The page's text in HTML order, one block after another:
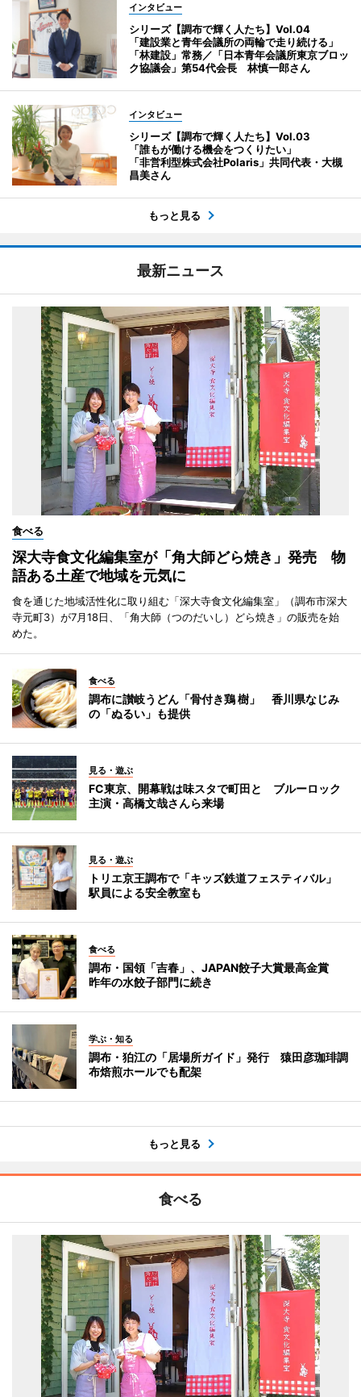
インタビュー
シリーズ【調布で輝く人たち】Vol.04
「建設業と青年会議所の両輪で走り続ける」
「林建設」常務／「日本青年会議所東京ブロッ
ク協議会」第54代会長 林慎一郎さん
インタビュー
シリーズ【調布で輝く人たち】Vol.03
「誰もが働ける機会をつくりたい」
「非営利型株式会社Polaris」共同代表・大槻
昌美さん
もっと見る
最新ニュース
食べる
深大寺食文化編集室が「角大師どら焼き」発売 物
語ある土産で地域を元気に
食を通じた地域活性化に取り組む「深大寺食文化編集室」（調布市深大
寺元町3）が7月18日、「角大師（つのだいし）どら焼き」の販売を始
めた。
食べる
調布に讃岐うどん「骨付き鶏 樹」 香川県なじみ
の「ぬるい」も提供
見る・遊ぶ
FC東京、開幕戦は味スタで町田と ブルーロック
主演・高橋文哉さんら来場
見る・遊ぶ
トリエ京王調布で「キッズ鉄道フェスティバル」
駅員による安全教室も
食べる
調布・国領「吉春」、JAPAN餃子大賞最高金賞
昨年の水餃子部門に続き
学ぶ・知る
調布・狛江の「居場所ガイド」発行 猿田彦珈琲調
布焙煎ホールでも配架
もっと見る
食べる